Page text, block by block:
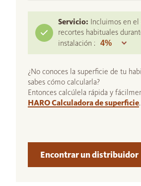
Servicio: Incluimos en
recortes habituales
instalación :
¿No conoces la superficie de tu
sabes cómo calcularla?
Entonces calcúlela rápida y
HARO Calculadora de superficie.
Encontrar un distribuidor